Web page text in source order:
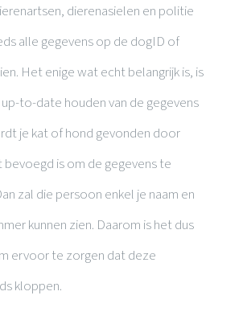
dierenasielen en politie
alle gegevens op de dogID of
Het enige wat echt belangrijk is, is
to-date houden van de gegevens
je kat of hond gevonden door
bevoegd is om de gegevens te
zal die persoon enkel je naam en
kunnen zien. Daarom is het dus
ervoor te zorgen dat deze
kloppen.